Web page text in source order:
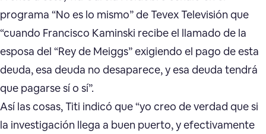
programa “No es lo mismo” de Tevex Televisión que
“cuando Francisco Kaminski recibe el llamado de la
esposa del “Rey de Meiggs” exigiendo el pago de esta
deuda, esa deuda no desaparece, y esa deuda tendrá
que pagarse sí o sí”.
Así las cosas, Titi indicó que “yo creo de verdad que si
la investigación llega a buen puerto, y efectivamente